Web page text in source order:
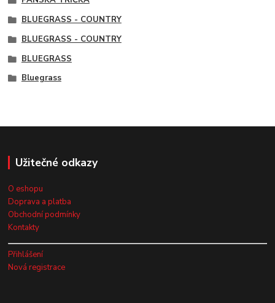
BLUEGRASS - COUNTRY
BLUEGRASS - COUNTRY
BLUEGRASS
Bluegrass
Užitečné odkazy
O eshopu
Doprava a platba
Obchodní podmínky
Kontakty
Přihlášení
Nová registrace